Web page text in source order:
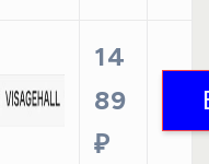
14
89
₽